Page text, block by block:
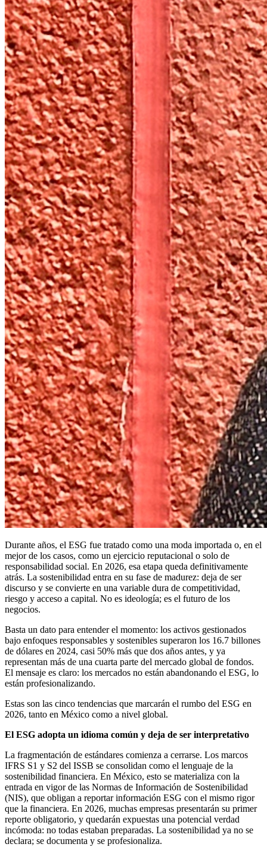
Durante años, el ESG fue tratado como una moda importada o, en el
mejor de los casos, como un ejercicio reputacional o solo de
responsabilidad social. En 2026, esa etapa queda definitivamente
atrás. La sostenibilidad entra en su fase de madurez: deja de ser
discurso y se convierte en una variable dura de competitividad,
riesgo y acceso a capital. No es ideología; es el futuro de los
negocios.
Basta un dato para entender el momento: los activos gestionados
bajo enfoques responsables y sostenibles superaron los 16.7 billones
de dólares en 2024, casi 50% más que dos años antes, y ya
representan más de una cuarta parte del mercado global de fondos.
El mensaje es claro: los mercados no están abandonando el ESG, lo
están profesionalizando.
Estas son las cinco tendencias que marcarán el rumbo del ESG en
2026, tanto en México como a nivel global.
El ESG adopta un idioma común y deja de ser interpretativo
La fragmentación de estándares comienza a cerrarse. Los marcos
IFRS S1 y S2 del ISSB se consolidan como el lenguaje de la
sostenibilidad financiera. En México, esto se materializa con la
entrada en vigor de las Normas de Información de Sostenibilidad
(NIS), que obligan a reportar información ESG con el mismo rigor
que la financiera. En 2026, muchas empresas presentarán su primer
reporte obligatorio, y quedarán expuestas una potencial verdad
incómoda: no todas estaban preparadas. La sostenibilidad ya no se
declara; se documenta y se profesionaliza.